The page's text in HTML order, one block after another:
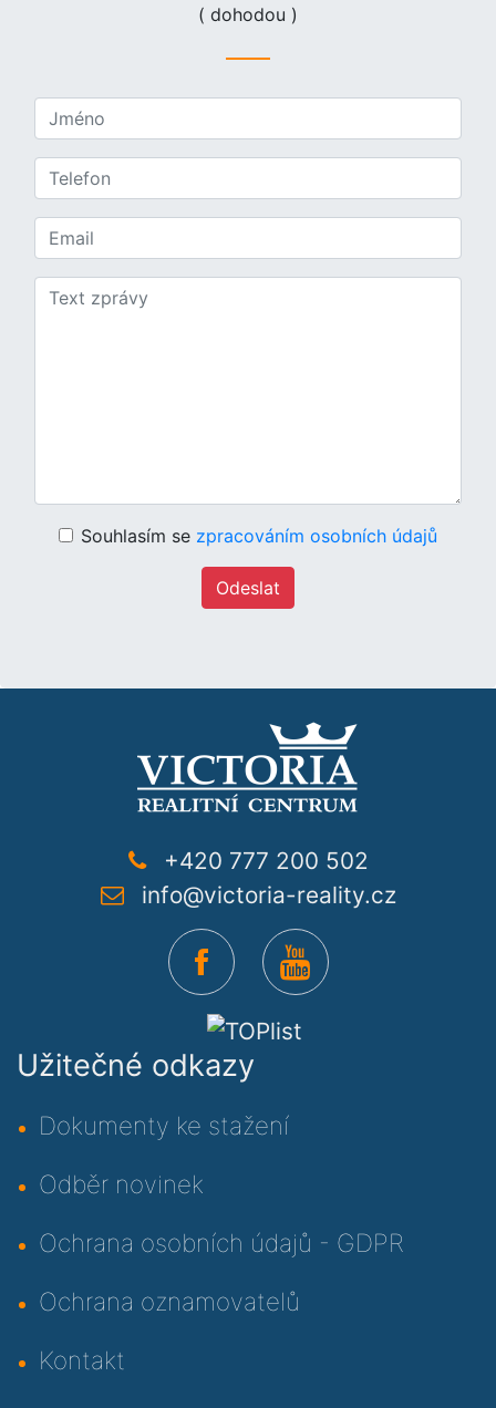
( dohodou )
Souhlasím se zpracováním osobních údajů
Odeslat
+420 777 200 502
info@victoria-reality.cz
Užitečné odkazy
Dokumenty ke stažení
Odběr novinek
Ochrana osobních údajů - GDPR
Ochrana oznamovatelů
Kontakt